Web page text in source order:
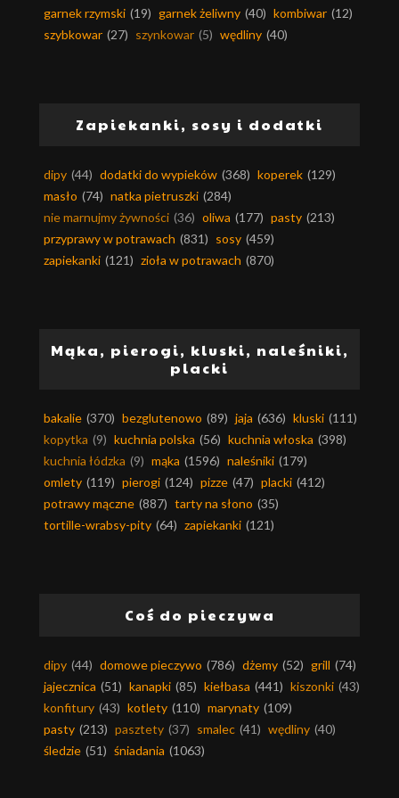
garnek rzymski (19) garnek żeliwny (40) kombiwar (12)
szybkowar (27) szynkowar (5) wędliny (40)
Zapiekanki, sosy i dodatki
dipy (44) dodatki do wypieków (368) koperek (129)
masło (74) natka pietruszki (284)
nie marnujmy żywności (36) oliwa (177) pasty (213)
przyprawy w potrawach (831) sosy (459)
zapiekanki (121) zioła w potrawach (870)
Mąka, pierogi, kluski, naleśniki,
placki
bakalie (370) bezglutenowo (89) jaja (636) kluski (111)
kopytka (9) kuchnia polska (56) kuchnia włoska (398)
kuchnia łódzka (9) mąka (1596) naleśniki (179)
omlety (119) pierogi (124) pizze (47) placki (412)
potrawy mączne (887) tarty na słono (35)
tortille-wrabsy-pity (64) zapiekanki (121)
Coś do pieczywa
dipy (44) domowe pieczywo (786) dżemy (52) grill (74)
jajecznica (51) kanapki (85) kiełbasa (441) kiszonki (43)
konfitury (43) kotlety (110) marynaty (109)
pasty (213) pasztety (37) smalec (41) wędliny (40)
śledzie (51) śniadania (1063)